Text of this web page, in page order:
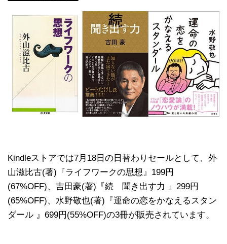
Kindleストアでは7月18日の日替わりセールとして、外
山滋比古(著)『ライフワークの思想』199円
(67%OFF)、吉田豪(著)『続 聞き出す力 』299円
(65%OFF)、水野敬也(著)『運命の恋をかなえるスタン
ダール 』699円(55%OFF)の3冊が販売されています。